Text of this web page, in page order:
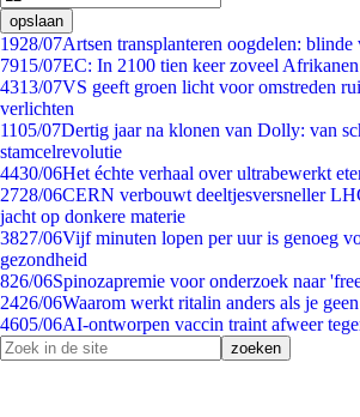
opslaan
1928/07Artsen transplanteren oogdelen:
7915/07EC: In 2100 tien keer zoveel Afrikanen
4313/07VS geeft groen licht voor omstreden
verlichten
1105/07Dertig jaar na klonen van Dolly: van
stamcelrevolutie
4430/06Het échte verhaal over ultrabewerkt
2728/06CERN verbouwt deeltjesversneller
jacht op donkere materie
3827/06Vijf minuten lopen per uur is genoeg
gezondheid
826/06Spinozapremie voor onderzoek naar
2426/06Waarom werkt ritalin anders als je
4605/06AI-ontworpen vaccin traint afweer